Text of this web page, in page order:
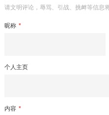
请文明评论，辱骂、引战、挑衅等信息
昵称 *
个人主页
内容 *